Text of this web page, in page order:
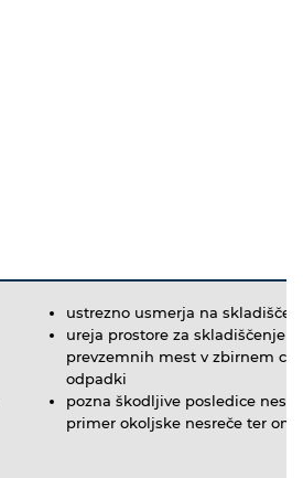
ustrezno usmerja na
ureja prostore za skladiščenje
prevzemnih mest v zbirnem
odpadki
pozna škodljive posledice
primer okoljske nesreče ter